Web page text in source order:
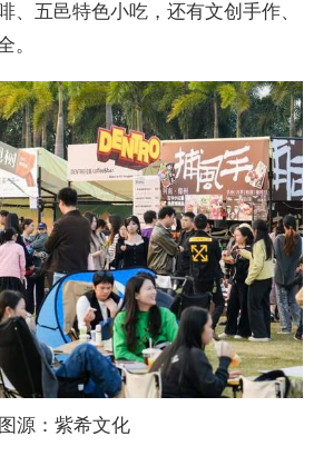
、五邑特色小吃，还有文创手作、
。
图源：紫希文化